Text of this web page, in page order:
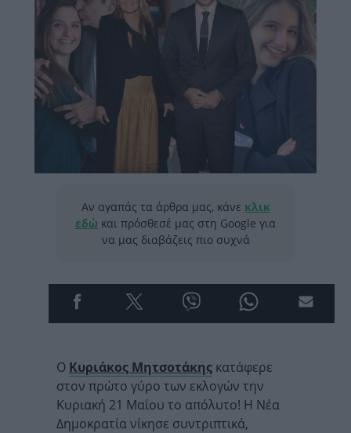
Αν αγαπάς τα άρθρα μας, κάνε κλικ
εδώ και πρόσθεσέ μας στη Google για
να μας διαβάζεις πιο συχνά
Ο Κυριάκος Μητσοτάκης κατάφερε
στον πρώτο γύρο των εκλογών την
Κυριακή 21 Μαΐου το απόλυτο! Η Νέα
Δημοκρατία νίκησε συντριπτικά,